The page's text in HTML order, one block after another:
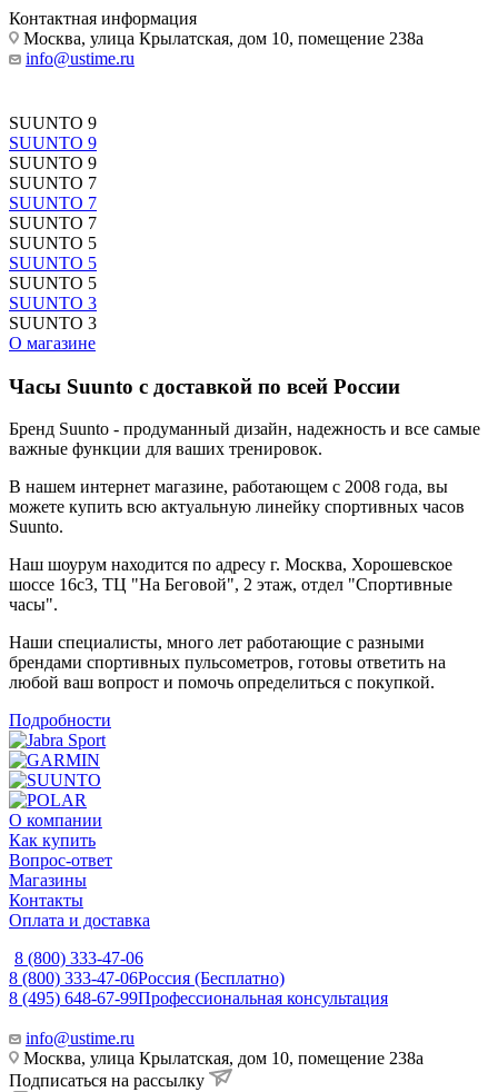
Контактная информация
Москва, улица Крылатская, дом 10, помещение 238а
info@ustime.ru
SUUNTO 9
SUUNTO 9
SUUNTO 9
SUUNTO 7
SUUNTO 7
SUUNTO 7
SUUNTO 5
SUUNTO 5
SUUNTO 5
SUUNTO 3
SUUNTO 3
О магазине
Часы Suunto с доставкой по всей России
Бренд Suunto - продуманный дизайн, надежность и все самые
важные функции для ваших тренировок.
В нашем интернет магазине, работающем с 2008 года, вы
можете купить всю актуальную линейку спортивных часов
Suunto.
Наш шоурум находится по адресу г. Москва, Хорошевское
шоссе 16с3, ТЦ "На Беговой", 2 этаж, отдел "Спортивные
часы".
Наши специалисты, много лет работающие с разными
брендами спортивных пульсометров, готовы ответить на
любой ваш вопрост и помочь определиться с покупкой.
Подробности
О компании
Как купить
Вопрос-ответ
Магазины
Контакты
Оплата и доставка
8 (800) 333-47-06
8 (800) 333-47-06Россия (Бесплатно)
8 (495) 648-67-99Профессиональная консультация
info@ustime.ru
Москва, улица Крылатская, дом 10, помещение 238а
Подписаться на рассылку